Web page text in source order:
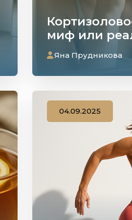
миф или
Яна Прудникова
04.09.2025